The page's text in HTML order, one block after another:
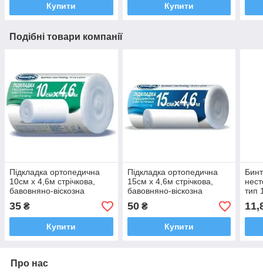
Купити Купити
Подібні товари компанії
Підкладка ортопедична
10см х 4,6м стрічкова,
бавовняно-віскозна
Білосніжка
35 ₴
Купити
Підкладка ортопедична
15см х 4,6м стрічкова,
бавовняно-віскозна
Білосніжка
50₴
Купити
тип
Про нас